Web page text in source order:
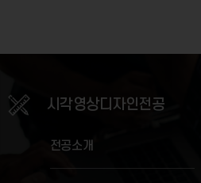
시각영상디자인전공
전공소개